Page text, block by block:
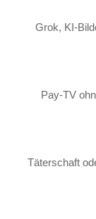
Grok, KI-
Pay-TV
Täterschaft